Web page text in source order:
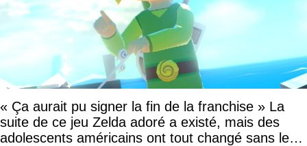
« Ça aurait pu signer la fin de la franchise » La
suite de ce jeu Zelda adoré a existé, mais des
adolescents américains ont tout changé sans le